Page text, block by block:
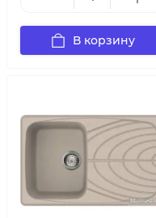
В корзину